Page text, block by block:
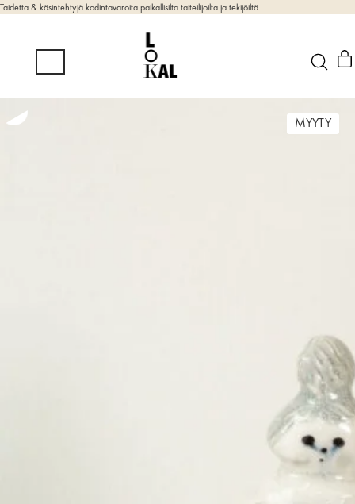
Taidetta & käsintehtyjä kodintavaroita paikallisilta taiteilijoilta ja tekijöiltä.
MYYTY